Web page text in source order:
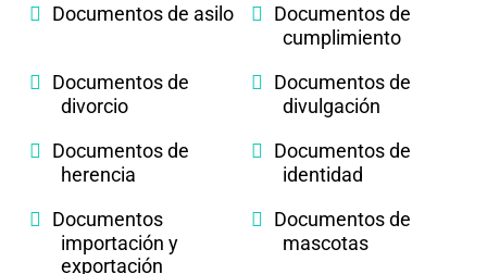
Documentos de asilo
Documentos de
cumplimiento
Documentos de
divorcio
Documentos de
divulgación
Documentos de
herencia
Documentos de
identidad
Documentos
importación y
exportación
Documentos de
mascotas